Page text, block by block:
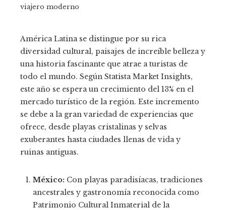
viajero moderno
América Latina se distingue por su rica
diversidad cultural, paisajes de increíble belleza y
una historia fascinante que atrae a turistas de
todo el mundo. Según Statista Market Insights,
este año se espera un crecimiento del 13% en el
mercado turístico de la región. Este incremento
se debe a la gran variedad de experiencias que
ofrece, desde playas cristalinas y selvas
exuberantes hasta ciudades llenas de vida y
ruinas antiguas.
México: Con playas paradisíacas, tradiciones
ancestrales y gastronomía reconocida como
Patrimonio Cultural Inmaterial de la